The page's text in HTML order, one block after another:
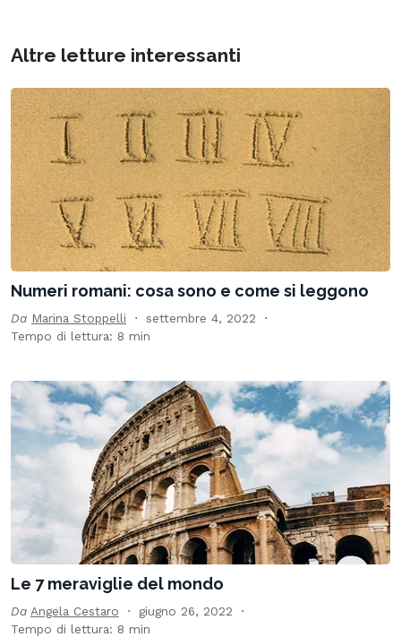
Altre letture interessanti
Numeri romani: cosa sono e come si leggono
Da Marina Stoppelli
settembre 4, 2022
Tempo di lettura: 8 min
Le 7 meraviglie del mondo
Da Angela Cestaro
giugno 26, 2022
Tempo di lettura: 8 min